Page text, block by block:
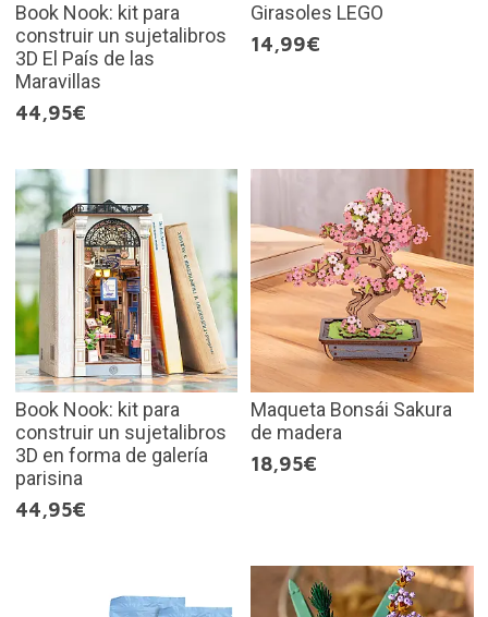
Book Nook: kit para
construir un sujetalibros
3D El País de las
Maravillas
44,95€
Girasoles LEGO
14,99€
Book Nook: kit para
construir un sujetalibros
3D en forma de galería
parisina
44,95€
Maqueta Bonsái Sakura
de madera
18,95€